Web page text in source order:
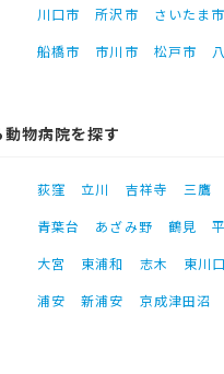
川口市 所沢市 さいたま
船橋市 市川市 松戸市
物病院を探す
荻窪 立川 吉祥寺 三鷹
青葉台 あざみ野 鶴見
大宮 東浦和 志木 東川口
浦安 新浦安 京成津田沼